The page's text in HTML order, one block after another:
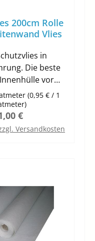
200cm Rolle
Vlies
in
Die beste
vor
zu
und
(0,95 € / 1
Preis:
€
Versandkosten